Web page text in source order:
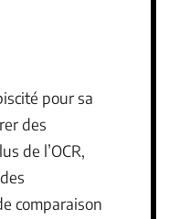
pour sa
des
de l’OCR,
comparaison